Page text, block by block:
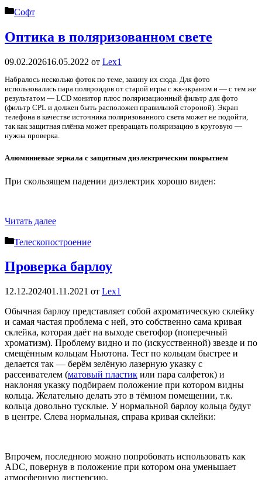
Рубрики
Софт
Оптика в поляризованном свете
09.02.202616.05.2022 от Lex1
Набралось несколько фоток по теме, закину их сюда. Для фото
использовались пара поляроидов от старой игры с жк-экраном и — с тем же
результатом — LCD монитор плюс поляризационный фильтр для фото
(фильтр CPL и должен быть расположен правильной стороной). Экран
телефона в качестве источника поляризованного света может не подойти,
так как защитная плёнка может превращать поляризацию в круговую —
нужна проверка.
Алюминиевые зеркала с защитным диэлектрическим покрытием
При скользящем падении диэлектрик хорошо виден:
Читать далее
Рубрики
Телескопостроение
Проверка барлоу
12.12.202401.11.2021 от Lex1
Обычная барлоу представляет собой ахроматическую склейку
и самая частая проблема с ней, это собственно сама кривая
склейка, которая даёт на выходе светофор (поперечный
хроматизм). Проблему видно и по (искусственной) звезде и по
смещённым кольцам Ньютона. Тест по кольцам быстрее и
делается так — берём зелёную лазерную указку с
рассеивателем (матовый пластик или пара салфеток) и
наклоняя указку подбираем положение при котором видны
кольца. Желательно делать это в тёмном помещении, т.к.
кольца довольно тусклые. У нормальной барлоу кольца будут
в центре. Слева нормальная, справа кривая склейки:
Впрочем, последнюю можно попробовать использовать как
ADC, повернув в положение при котором она уменьшает
атмосферную дисперсию.